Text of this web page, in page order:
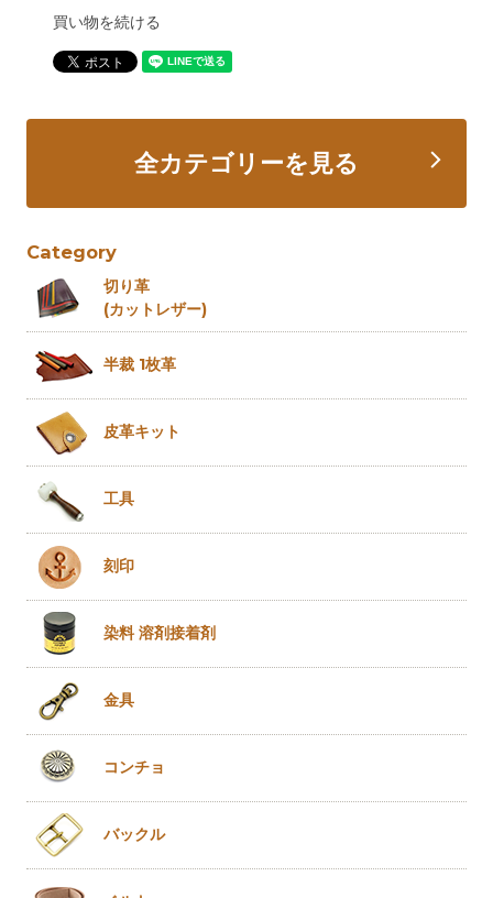
買い物を続ける
全カテゴリーを見る
Category
切り革
(カットレザー)
半裁 1枚革
皮革キット
工具
刻印
染料 溶剤接着剤
金具
コンチョ
バックル